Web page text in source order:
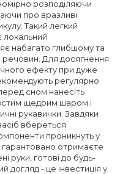
розподіляючи
про вразливі
Такий легкий
набагато глибшому та
Для досягнення
ефекту при дуже
регулярно
сном нанесіть
щедрим шаром і
рукавички. Завдяки
вбереться
проникнуть у
отримаєте
руки, готові до будь-
догляд - це інвестиція у